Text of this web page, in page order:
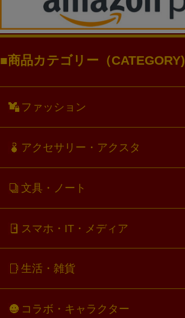
商品カテゴリー（CATEGORY)
ファッション
アクセサリー・アクスタ
文具・ノート
スマホ・IT・メディア
生活・雑貨
コラボ・キャラクター